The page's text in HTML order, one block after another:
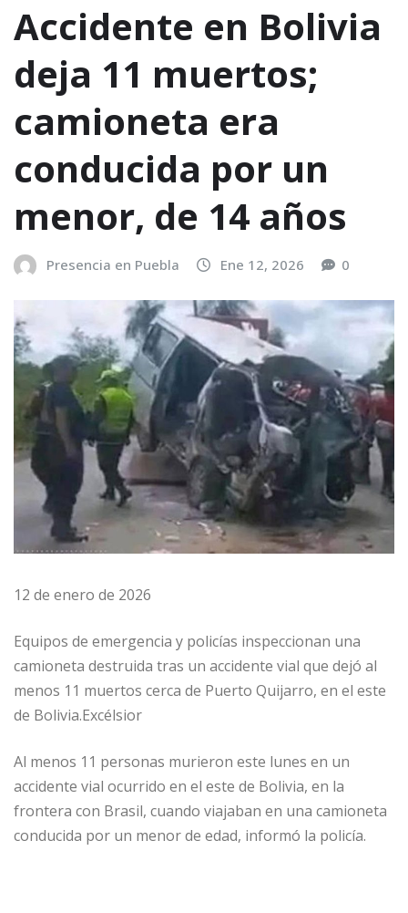
Accidente en Bolivia
deja 11 muertos;
camioneta era
conducida por un
menor, de 14 años
Presencia en Puebla Ene 12, 2026 0
12 de enero de 2026
Equipos de emergencia y policías inspeccionan una
camioneta destruida tras un accidente vial que dejó al
menos 11 muertos cerca de Puerto Quijarro, en el este
de Bolivia.Excélsior
Al menos 11 personas murieron este lunes en un
accidente vial ocurrido en el este de Bolivia, en la
frontera con Brasil, cuando viajaban en una camioneta
conducida por un menor de edad, informó la policía.